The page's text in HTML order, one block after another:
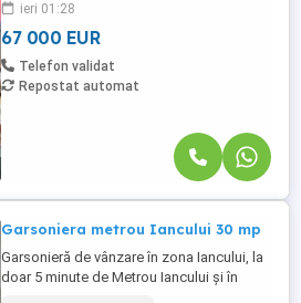
stabil, generând un venit pasiv lunar de
300 euro chiar din ...
ieri 01:28
67 000 EUR
Telefon validat
Repostat automat
Garsoniera metrou Iancului 30 mp
Garsonieră de vânzare în zona Iancului, la
doar 5 minute de Metrou Iancului și în